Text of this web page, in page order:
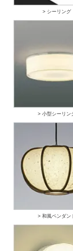
> シーリング
> 小型シーリン
> 和風ペンダン